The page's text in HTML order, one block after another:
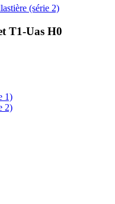
(série 2)
T1-Uas H0
1)
2)